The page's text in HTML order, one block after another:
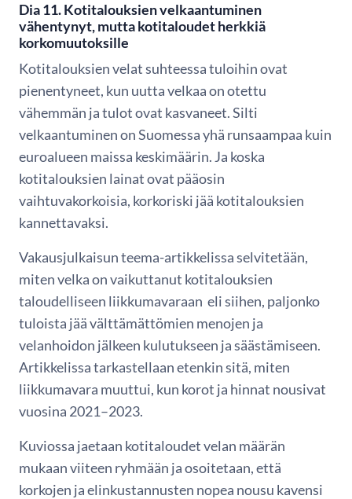
Dia 11. Kotitalouksien velkaantuminen
vähentynyt, mutta kotitaloudet herkkiä
korkomuutoksille
Kotitalouksien velat suhteessa tuloihin ovat
pienentyneet, kun uutta velkaa on otettu
vähemmän ja tulot ovat kasvaneet. Silti
velkaantuminen on Suomessa yhä runsaampaa kuin
euroalueen maissa keskimäärin. Ja koska
kotitalouksien lainat ovat pääosin
vaihtuvakorkoisia, korkoriski jää kotitalouksien
kannettavaksi.
Vakausjulkaisun teema-artikkelissa selvitetään,
miten velka on vaikuttanut kotitalouksien
taloudelliseen liikkumavaraan eli siihen, paljonko
tuloista jää välttämättömien menojen ja
velanhoidon jälkeen kulutukseen ja säästämiseen.
Artikkelissa tarkastellaan etenkin sitä, miten
liikkumavara muuttui, kun korot ja hinnat nousivat
vuosina 2021–2023.
Kuviossa jaetaan kotitaloudet velan määrän
mukaan viiteen ryhmään ja osoitetaan, että
korkojen ja elinkustannusten nopea nousu kavensi